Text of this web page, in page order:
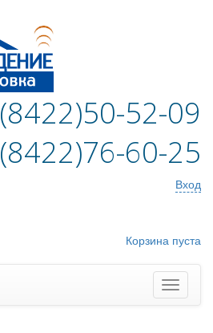
52-09
60-25
Вход
Корзина пуста